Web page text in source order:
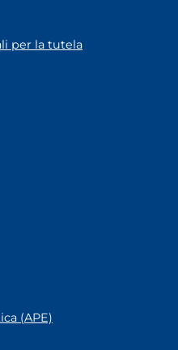
per la tutela
(APE)